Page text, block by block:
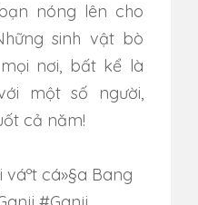
nóng lên cho
sinh vật bò
nơi, bất kể là
một số người,
cả năm!